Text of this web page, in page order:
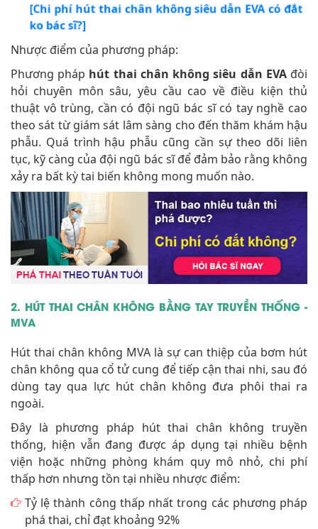
[Chi phí hút thai chân không siêu dẫn EVA có đắt
ko bác sĩ?]
Nhược điểm của phương pháp:
Phương pháp hút thai chân không siêu dẫn EVAđòi
hỏi chuyên môn sâu, yêu cầu cao về điều kiện thủ
thuật vô trùng, cần có đội ngũ bác sĩ có tay nghề cao
theo sát từ giám sát lâm sàng cho đến thăm khám hậu
phẫu. Quá trình hậu phẫu cũng cần sự theo dõi liên
tục, kỹ càng của đội ngũ bác sĩ để đảm bảo rằng không
xảy ra bất kỳ tai biến không mong muốn nào.
2. HÚT THAI CHÂN KHÔNG BẰNG TAY TRUYỀN THỐNG -
MVA
Hút thai chân không MVA là sự can thiệp của bơm hút
chân không qua cổ tử cung để tiếp cận thai nhi, sau đó
dùng tay qua lực hút chân không đưa phôi thai ra
ngoài.
Đây là phương pháp hút thai chân không truyền
thống, hiện vẫn đang được áp dụng tại nhiều bệnh
viện hoặc những phòng khám quy mô nhỏ, chi phí
thấp hơn nhưng tồn tại nhiều nhược điểm:
Tỷ lệ thành công thấp nhất trong các phương pháp
phá thai, chỉ đạt khoảng 92%